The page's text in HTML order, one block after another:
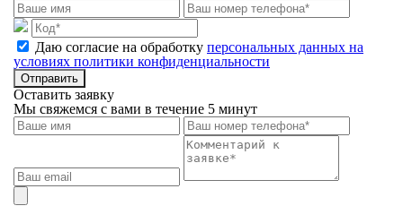
Даю согласие на обработку персональных данных на
условиях политики конфиденциальности
Отправить
Оставить заявку
Мы свяжемся с вами в течение 5 минут